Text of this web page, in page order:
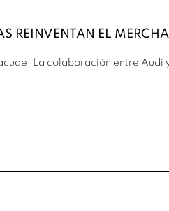
REINVENTAN EL
La colaboración entre Audi